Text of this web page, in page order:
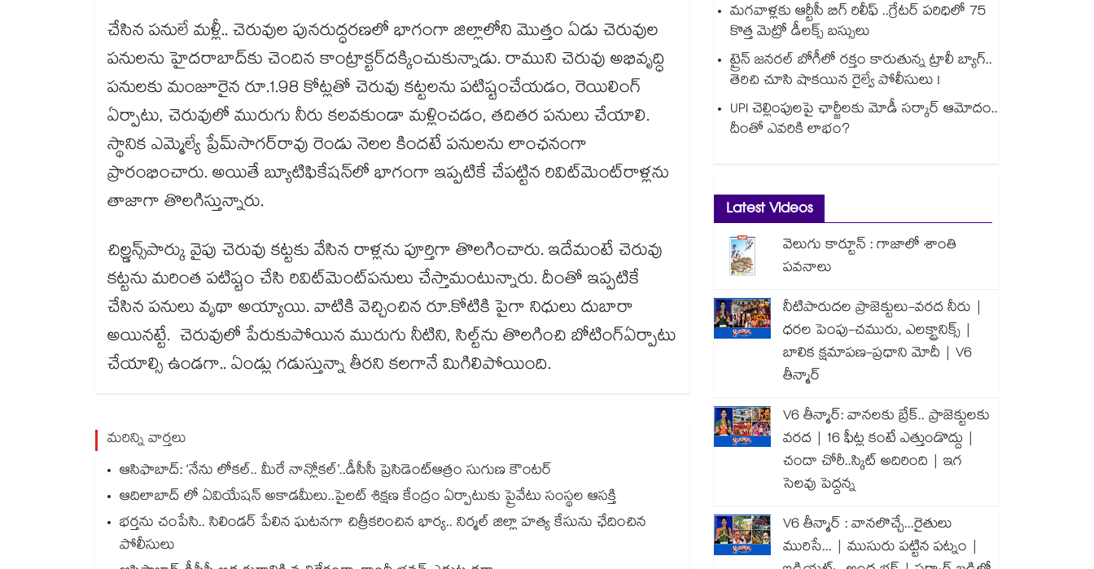
చేసిన పనులే మళ్లీ.. చెరువుల పునరుద్ధరణలో భాగంగా జిల్లాలోని మొత్తం ఏడు చెరువుల
పనులను హైదరాబాద్​కు చెందిన కాంట్రాక్టర్​దక్కించుకున్నాడు. రాముని చెరువు అభివృద్ధి
పనులకు మంజూరైన రూ.1.98 కోట్లతో చెరువు కట్టలను పటిష్టం​చేయడం, రెయిలింగ్​
ఏర్పాటు, చెరువులో మురుగు నీరు కలవకుండా మళ్లించడం, తదితర పనులు చేయాలి.
స్థానిక ఎమ్మెల్యే ప్రేమ్​సాగర్​రావు రెండు నెలల కిందటే పనులను లాంఛనంగా
ప్రారంభించారు. అయితే బ్యూటిఫికేషన్​లో భాగంగా ఇప్పటికే చేపట్టిన రివిట్​మెంట్​రాళ్లను
తాజాగా తొలగిస్తున్నారు.
చిల్ర్డన్స్​పార్కు వైపు చెరువు కట్టకు వేసిన రాళ్లను పూర్తిగా తొలగించారు. ఇదేమంటే చెరువు
కట్టను మరింత పటిష్టం చేసి రివిట్​మెంట్​పనులు చేస్తామంటున్నారు. దీంతో ఇప్పటికే
చేసిన పనులు వృథా అయ్యాయి. వాటికి వెచ్చించిన రూ.కోటికి పైగా నిధులు దుబారా
అయినట్టే. చెరువులో పేరుకుపోయిన మురుగు నీటిని, సిల్ట్​ను తొలగించి బోటింగ్​ఏర్పాటు
చేయాల్సి ఉండగా.. ఏండ్లు గడుస్తున్నా తీరని కలగానే మిగిలిపోయింది.
మరిన్ని వార్తలు
ఆసిఫాబాద్: ‘నేను లోకల్.. మీరే నాన్లోకల్’..డీసీసీ ప్రెసిడెంట్ఆత్రం సుగుణ కౌంటర్
ఆదిలాబాద్ లో ఏవియేషన్ అకాడమీలు..పైలట్ శిక్షణ కేంద్రం ఏర్పాటుకు ప్రైవేటు సంస్థల ఆసక్తి
భర్తను చంపేసి.. సిలిండర్ పేలిన ఘటనగా చిత్రీకరించిన భార్య.. నిర్మల్ జిల్లా హత్య కేసును ఛేదించిన
పోలీసులు
మగవాళ్లకు ఆర్టీసీ బిగ్ రిలీఫ్ ..గ్రేటర్ పరిధిలో 75
కొత్త మెట్రో డీలక్స్ బస్సులు
ట్రైన్ జనరల్ బోగీలో రక్తం కారుతున్న ట్రాలీ బ్యాగ్..
తెరిచి చూసి షాకయిన రైల్వే పోలీసులు !
UPI చెల్లింపులపై ఛార్జీలకు మోడీ సర్కార్ ఆమోదం..
దీంతో ఎవరికి లాభం?
Latest Videos
వెలుగు కార్టూన్ : గాజాలో శాంతి
పవనాలు
నీటిపారుదల ప్రాజెక్టులు-వరద నీరు |
ధరల పెంపు-చమురు, ఎలక్ట్రానిక్స్ |
బాలిక క్షమాపణ-ప్రధాని మోదీ | V6
తీన్మార్
V6 తీన్మార్: వానలకు బ్రేక్.. ప్రాజెక్టులకు
వరద | 16 ఫీట్ల కంటే ఎత్తుండొద్దు |
చందా చోరీ..స్కిట్ అదిరింది | ఇగ
సెలవు పెద్దన్న
V6 తీన్మార్ : వానలొచ్చే...రైతులు
మురిసే... | ముసురు పట్టిన పట్నం |